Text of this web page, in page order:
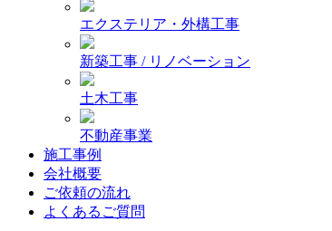
エクステリア・外構工事
新築工事 / リノベーション
土木工事
不動産事業
施工事例
会社概要
ご依頼の流れ
よくあるご質問